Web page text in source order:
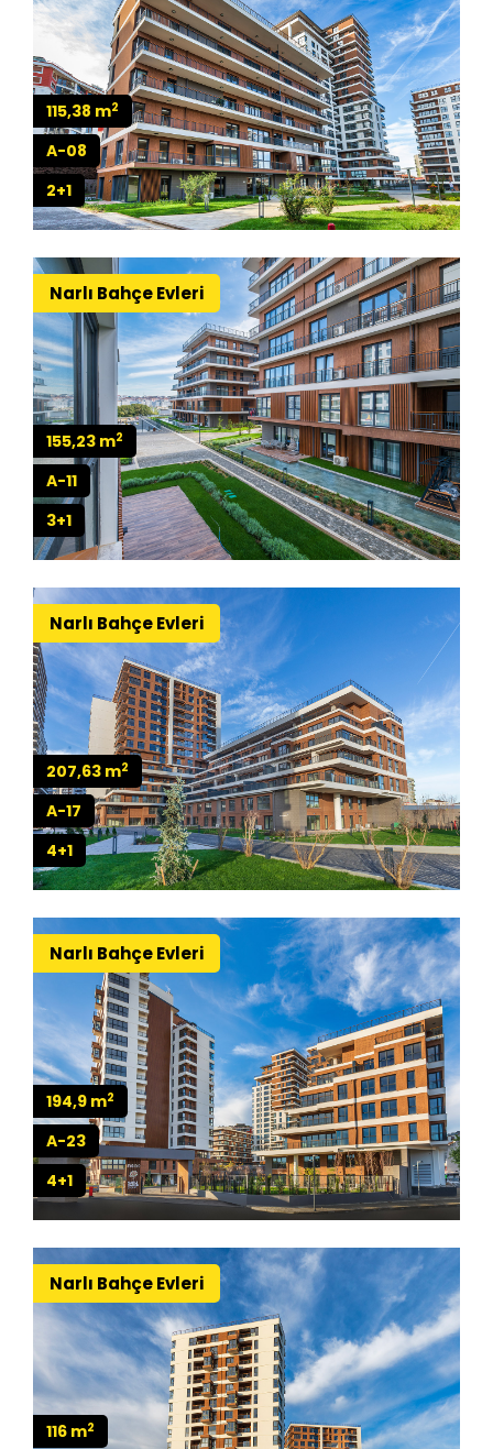
115,38 m2
A-08
2+1
Narlı Bahçe Evleri
155,23 m2
A-11
3+1
Narlı Bahçe Evleri
207,63 m2
A-17
4+1
Narlı Bahçe Evleri
194,9 m2
A-23
4+1
Narlı Bahçe Evleri
116 m2